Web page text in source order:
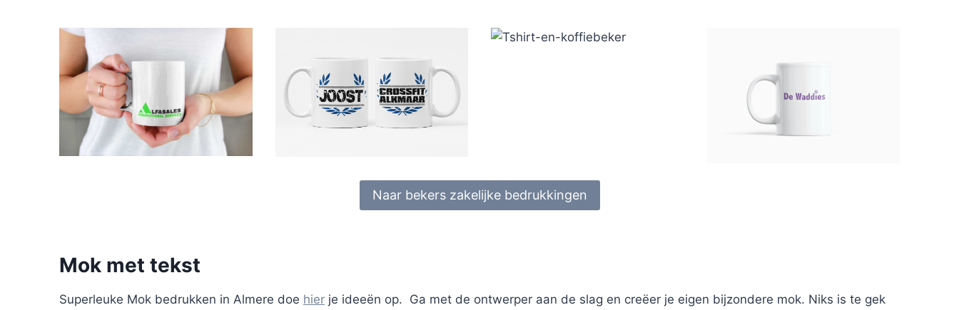
Naar bekers zakelijke bedrukkingen
Mok met tekst
Superleuke Mok bedrukken in Almere doe hier je ideeën op. Ga met de ontwerper aan de slag en creëer je eigen bijzondere mok. Niks is te gek